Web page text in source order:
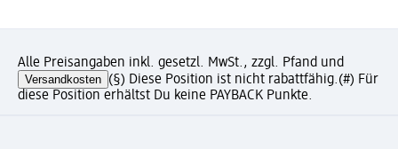
Alle Preisangaben inkl. gesetzl. MwSt., zzgl. Pfand und
Versandkosten (§) Diese Position ist nicht rabattfähig.(#) Für
diese Position erhältst Du keine PAYBACK Punkte.